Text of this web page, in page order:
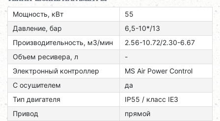
Мощность, кВт
55
Давление, бар
6,5-10*/13
Производительность, м3/мин
2.56-10.72/2.30-6.67
Объем ресивера, л
-
Электронный контроллер
MS Air Power Control
С осушителем
да
Тип двигателя
ІР55 / класс ІЕЗ
Привод
прямой